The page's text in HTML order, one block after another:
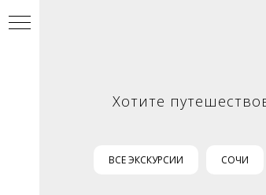
Хотите
ВСЕ ЭКСКУРСИИ СОЧИ